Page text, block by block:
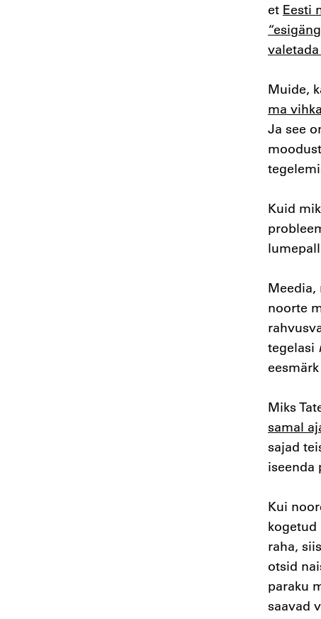
et Eesti
Muide,
ma
Ja see
Kuid
Meedia,
noorte
tegelasi
Miks
samal
sajad
iseenda
Kui
kogetud
raha,
otsid
paraku
saavad